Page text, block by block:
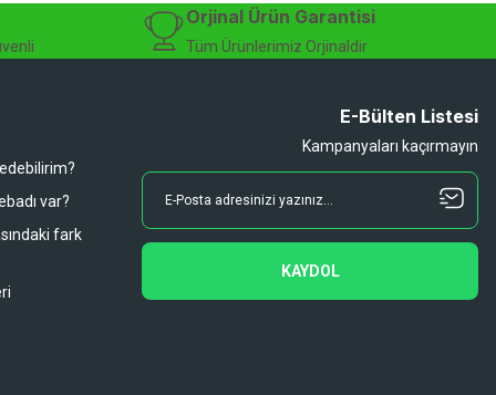
Orjinal Ürün Garantisi
Tüm Ürünlerimiz Orjinaldir
var?
fark
E-Bülten Listesi
Kampanyaları kaçırmayın
KAYDOL